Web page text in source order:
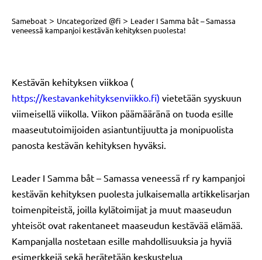
Sameboat > Uncategorized @fi > Leader I Samma båt – Samassa
veneessä kampanjoi kestävän kehityksen puolesta!
Kestävän kehityksen viikkoa (
https://kestavankehityksenviikko.fi) vietetään syyskuun
viimeisellä viikolla. Viikon päämääränä on tuoda esille
maaseututoimijoiden asiantuntijuutta ja monipuolista
panosta kestävän kehityksen hyväksi.
Leader I Samma båt – Samassa veneessä rf ry kampanjoi
kestävän kehityksen puolesta julkaisemalla artikkelisarjan
toimenpiteistä, joilla kylätoimijat ja muut maaseudun
yhteisöt ovat rakentaneet maaseudun kestävää elämää.
Kampanjalla nostetaan esille mahdollisuuksia ja hyviä
esimerkkejä sekä herätetään keskustelua